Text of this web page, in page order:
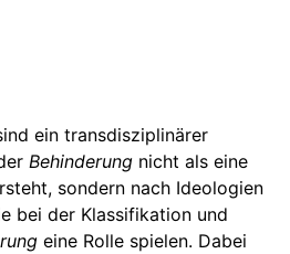
ein transdisziplinärer
Behinderung nicht als eine
sondern nach Ideologien
bei der Klassifikation und
eine Rolle spielen. Dabei